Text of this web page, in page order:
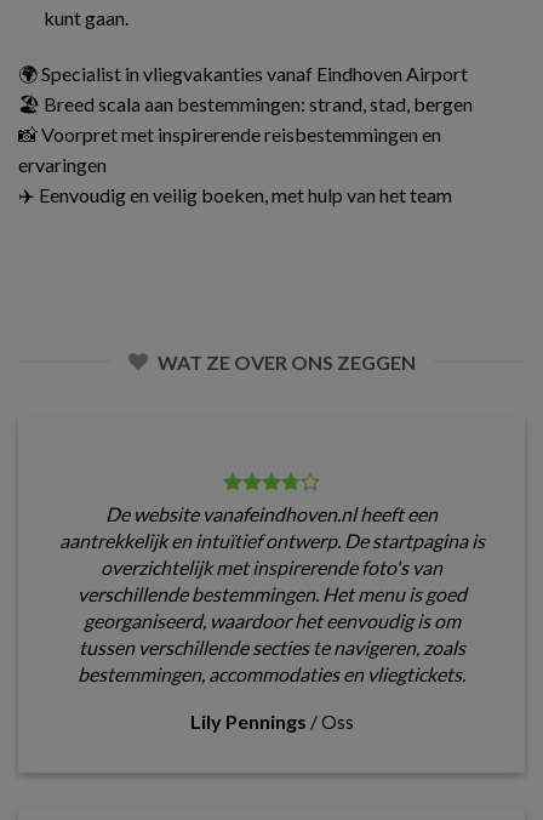
kunt gaan.
🌍 Specialist in vliegvakanties vanaf Eindhoven Airport
🏖️ Breed scala aan bestemmingen: strand, stad, bergen
📸 Voorpret met inspirerende reisbestemmingen en
ervaringen
✈️ Eenvoudig en veilig boeken, met hulp van het team
WAT ZE OVER ONS ZEGGEN
De website vanafeindhoven.nl heeft een
aantrekkelijk en intuïtief ontwerp. De startpagina is
overzichtelijk met inspirerende foto's van
verschillende bestemmingen. Het menu is goed
georganiseerd, waardoor het eenvoudig is om
tussen verschillende secties te navigeren, zoals
bestemmingen, accommodaties en vliegtickets.
Lily Pennings /Oss